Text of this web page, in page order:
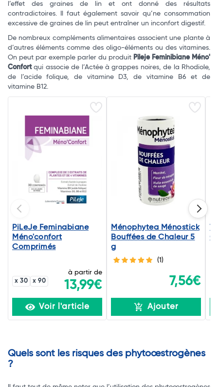
l’effet des graines de lin et ont donné des résultats
contradictoires. Il faut également savoir qu’ne consommation
excessive de graines de lin peut entraîner un inconfort digestif.
De nombreux compléments alimentaires associent une plante à
d’autres éléments comme des oligo-éléments ou des vitamines.
On peut par exemple parler du produit Pileje Feminibiane Méno'
Confortqui associe de l’Actée à grappes noires, de la Rhodiole,
de l’acide folique, de vitamine D3, de vitamine B6 et de
vitamine B12.
PiLeJe Feminabiane
Méno'confort
Comprimés
x 30 x 90
à partir de
13,99€
Voir l'article
Ménophytea Ménostick
Bouffées de Chaleur 5
g
(1)
7,56€
Ajouter
Quels sont les risques des phytoœstrogènes
?